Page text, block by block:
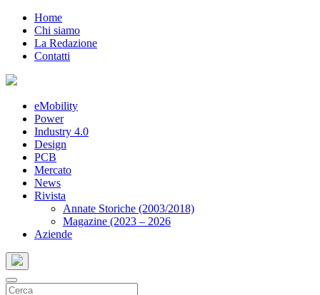
Home
Chi siamo
La Redazione
Contatti
eMobility
Power
Industry 4.0
Design
PCB
Mercato
News
Rivista
Annate Storiche (2003/2018)
Magazine (2023 – 2026
Aziende